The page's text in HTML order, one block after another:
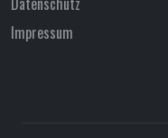
Impressum